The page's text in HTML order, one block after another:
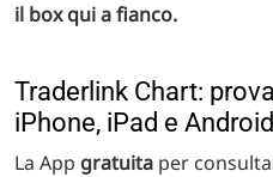
il box qui a fianco.
Traderlink Chart:
iPhone, iPad e Android
La App gratuita per